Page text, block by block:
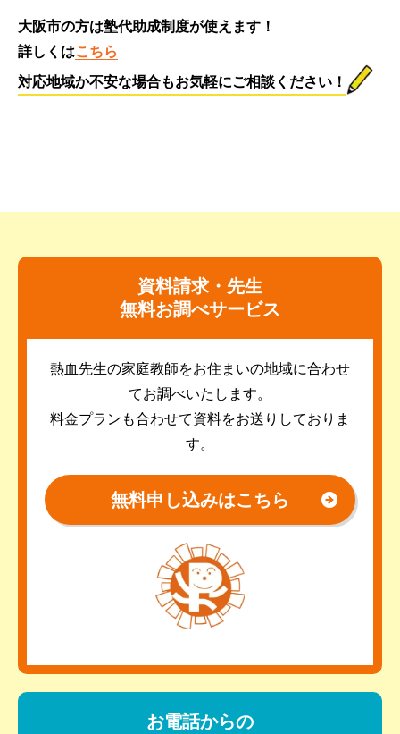
大阪市の方は塾代助成制度が使えます！
詳しくはこちら
対応地域か不安な場合もお気軽にご相談ください！
資料請求・先生
無料お調べサービス
熱血先生の家庭教師をお住まいの地域に合わせ
てお調べいたします。
料金プランも合わせて資料をお送りしておりま
す。
無料申し込みはこちら
お電話からの